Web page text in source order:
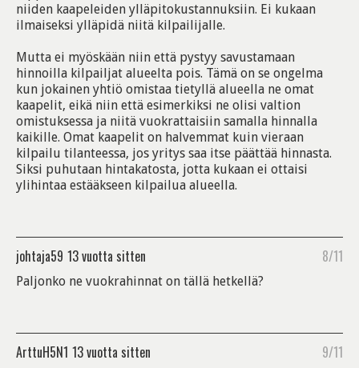
niiden kaapeleiden ylläpitokustannuksiin. Ei kukaan
ilmaiseksi ylläpidä niitä kilpailijalle.
Mutta ei myöskään niin että pystyy savustamaan
hinnoilla kilpailjat alueelta pois. Tämä on se ongelma
kun jokainen yhtiö omistaa tietyllä alueella ne omat
kaapelit, eikä niin että esimerkiksi ne olisi valtion
omistuksessa ja niitä vuokrattaisiin samalla hinnalla
kaikille. Omat kaapelit on halvemmat kuin vieraan
kilpailu tilanteessa, jos yritys saa itse päättää hinnasta.
Siksi puhutaan hintakatosta, jotta kukaan ei ottaisi
ylihintaa estääkseen kilpailua alueella.
johtaja59 13 vuotta sitten 8/11
Paljonko ne vuokrahinnat on tällä hetkellä?
ArttuH5N1 13 vuotta sitten 9/11